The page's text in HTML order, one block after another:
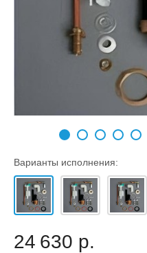
Варианты исполнения:
24 630 р.